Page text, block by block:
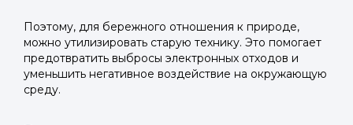
Поэтому, для бережного отношения к природе,
можно утилизировать старую технику. Это помогает
предотвратить выбросы электронных отходов и
уменьшить негативное воздействие на окружающую
среду.